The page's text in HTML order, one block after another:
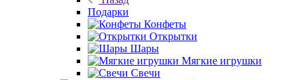
Подарки
Конфеты
Открытки
Шары
Мягкие игрушки
Свечи